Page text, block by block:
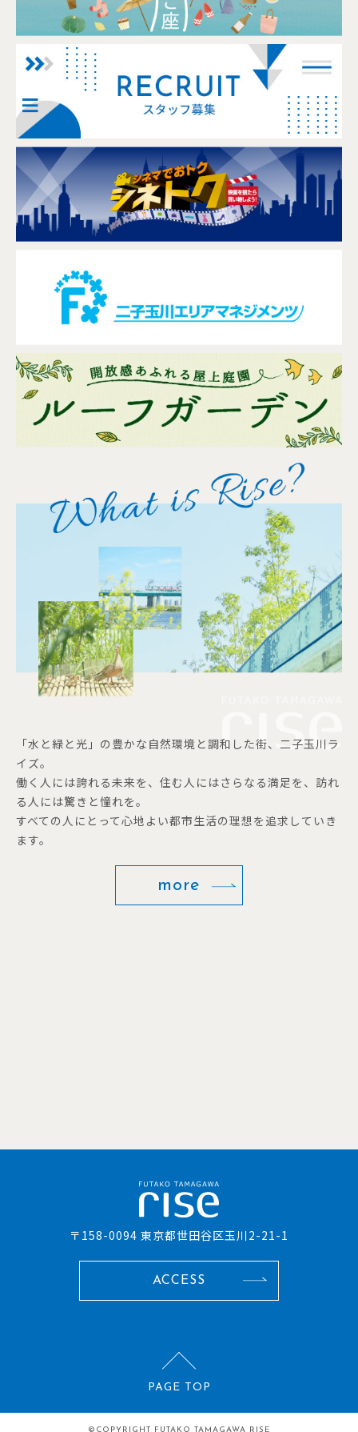
「水と緑と光」の豊かな自然環境と調和した街、二子玉川ラ
イズ。
働く人には誇れる未来を、住む人にはさらなる満足を、訪れ
る人には驚きと憧れを。
すべての人にとって心地よい都市生活の理想を追求していき
ます。
more
〒158-0094 東京都世田谷区玉川2-21-1
ACCESS
PAGE TOP
©COPYRIGHT FUTAKO TAMAGAWA RISE